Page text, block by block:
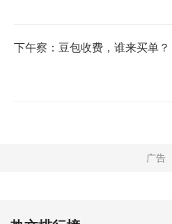
下午察：豆包收费，谁来买单？